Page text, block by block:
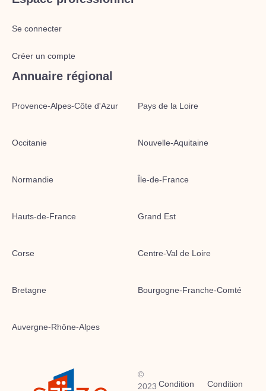
Se connecter
Créer un compte
Annuaire régional
Provence-Alpes-Côte d'Azur Pays de la Loire
Occitanie Nouvelle-Aquitaine
Normandie Île-de-France
Hauts-de-France Grand Est
Corse Centre-Val de Loire
Bretagne Bourgogne-Franche-Comté
Auvergne-Rhône-Alpes
©
2023 Condition Condition